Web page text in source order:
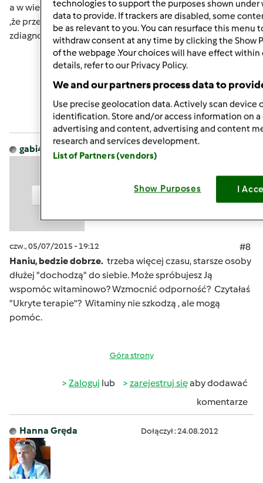
a w wieku 82lat to wszystko jest ciężką chorobą zwłaszcza
,że przecież jest po wylewie .Jest przynajmniej już
zdiagnozowana a to dużo
Zaloguj lub zarejestruj sięaby dodawać
komentarze
gabi49 Dołączył : 29.04.2011
czw., 05/07/2015 - 19:12
#8
Haniu, bedzie dobrze. trzeba więcej czasu, starsze osoby
dłużej "dochodzą" do siebie. Może spróbujesz Ją
wspomóc witaminowo? Wzmocnić odporność? Czytałaś
"Ukryte terapie"? Witaminy nie szkodzą , ale mogą
pomóc.
Góra strony
Zaloguj lub zarejestruj sięaby dodawać
komentarze
Hanna Gręda Dołączył : 24.08.2012
technologies to support the purposes shown under
data to provide. If trackers are disabled, some
be as relevant to you. You can resurface this menu
withdraw consent at any time by clicking the Show
of the webpage .Your choices will have effect within
details, refer to our Privacy Policy.
We and our partners process data to
Use precise geolocation data. Actively scan device
identification. Store and/or access information on a
advertising and content, advertising and content
research and services development.
List of Partners (vendors)
Show Purposes I